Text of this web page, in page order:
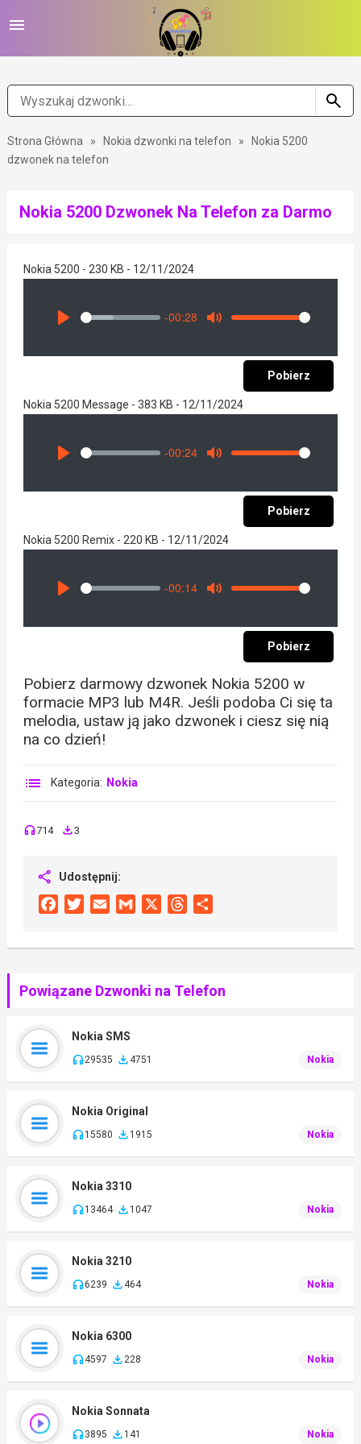
Strona Główna » Nokia dzwonki na telefon »
Nokia 5200
dzwonek na telefon
Nokia 5200 Dzwonek Na Telefon za Darmo
Nokia 5200 - 230 KB - 12/11/2024
Seek
-00:28
Volume
Pobierz
Nokia 5200 Message - 383 KB - 12/11/2024
Seek
-00:24
Volume
Pobierz
Nokia 5200 Remix - 220 KB - 12/11/2024
Seek
-00:14
Volume
Pobierz
Pobierz darmowy dzwonek Nokia 5200 w
formacie MP3 lub M4R. Jeśli podoba Ci się ta
melodia, ustaw ją jako dzwonek i ciesz się nią
na co dzień!
Kategoria: Nokia
714 3
Udostępnij:
FacebookTwitterEmail Gmail Threads
Powiązane Dzwonki na Telefon
Nokia SMS
29535 4751 Nokia
Nokia Original
15580 1915 Nokia
Nokia 3310
13464 1047 Nokia
Nokia 3210
6239 464 Nokia
Nokia 6300
4597 228 Nokia
Nokia Sonnata
3895 141 Nokia